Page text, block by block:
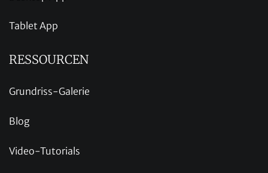
Tablet App
RESSOURCEN
Grundriss-Galerie
Blog
Video-Tutorials